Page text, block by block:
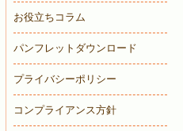
お役立ちコラム
パンフレットダウンロード
プライバシーポリシー
コンプライアンス方針